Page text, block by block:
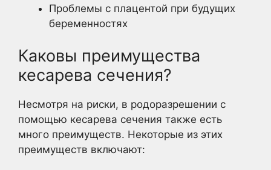
Проблемы с плацентой при будущих
беременностях
Каковы преимущества
кесарева сечения?
Несмотря на риски, в родоразрешении с
помощью кесарева сечения также есть
много преимуществ. Некоторые из этих
преимуществ включают: